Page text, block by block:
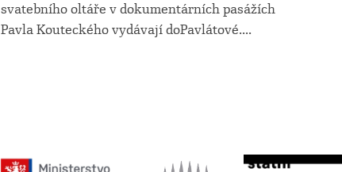
svatebního oltáře v dokumentárních pasážích
Pavla Kouteckého vydávají doPavlátové....